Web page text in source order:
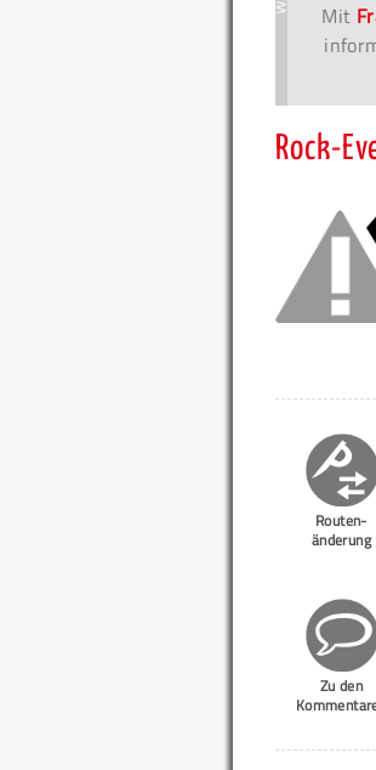
Mit
Rock-
Routen-
änderung
Zu den